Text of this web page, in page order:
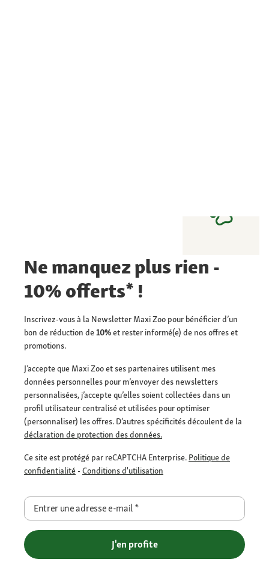
Ne manquez plus rien -
10% offerts* !
Inscrivez-vous à la Newsletter Maxi Zoo pour bénéficier d’un
bon de réduction de10%et rester informé(e) de nos offres et
promotions.
J’accepte que Maxi Zoo et ses partenaires utilisent mes
données personnelles pour m’envoyer des newsletters
personnalisées, j’accepte qu’elles soient collectées dans un
profil utilisateur centralisé et utilisées pour optimiser
(personnaliser) les offres. D’autres spécificités découlent de la
déclaration de protection des données.
Ce site est protégé par reCAPTCHA Enterprise. Politique de
confidentialité - Conditions d'utilisation
Entrer une adresse e-mail*
J'en profite